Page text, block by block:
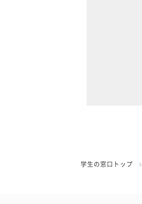
学生の窓口トップ